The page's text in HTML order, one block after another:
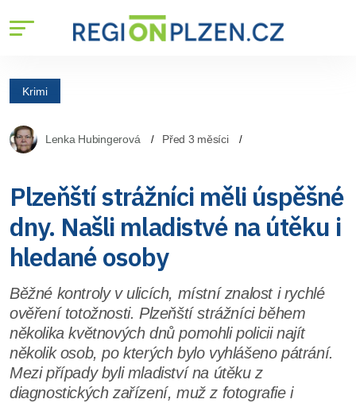
Krimi
Lenka Hubingerová Před 3 měsíci
Plzeňští strážníci měli úspěšné
dny. Našli mladistvé na útěku i
hledané osoby
Běžné kontroly v ulicích, místní znalost i rychlé
ověření totožnosti. Plzeňští strážníci během
několika květnových dnů pomohli policii najít
několik osob, po kterých bylo vyhlášeno pátrání.
Mezi případy byli mladiství na útěku z
diagnostických zařízení, muž z fotografie i